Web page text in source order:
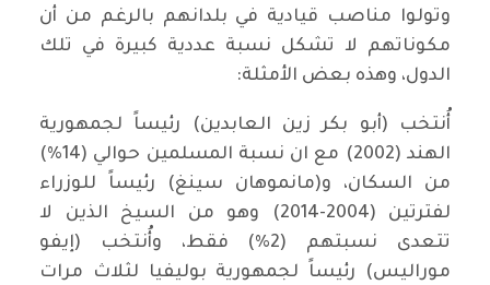
وتولوا مناصب قيادية في بلدانهم بالرغم من أن
مكوناتهم لا تشكل نسبة عددية كبيرة في تلك
الدول، وهذه بعض الأمثلة:
أُنتخب (أبو بكر زين العابدين) رئيساً لجمهورية
الهند (2002) مع ان نسبة المسلمين حوالي (14%)
من السكان، و(مانموهان سينغ) رئيساً للوزراء
لفترتين (2004-2014) وهو من السيخ الذين لا
تتعدى نسبتهم (2%) فقط، وأُنتخب (إيفو
موراليس) رئيساً لجمهورية بوليفيا لثلاث مرات